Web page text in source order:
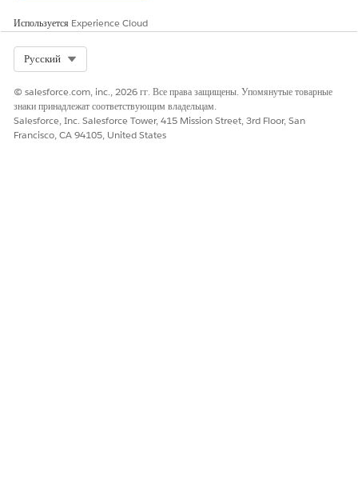
Используется Experience Cloud
Русский
© salesforce.com, inc., 2026 гг. Все права защищены. Упомянутые товарные
знаки принадлежат соответствующим владельцам.
Salesforce, Inc. Salesforce Tower, 415 Mission Street, 3rd Floor, San
Francisco, CA 94105, United States